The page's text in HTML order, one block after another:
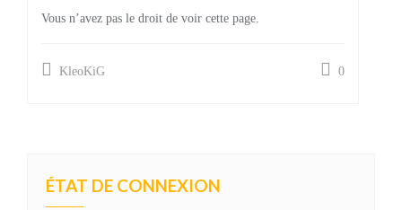
Vous n’avez pas le droit de voir cette page.
KleoKiG 0
ÉTAT DE CONNEXION